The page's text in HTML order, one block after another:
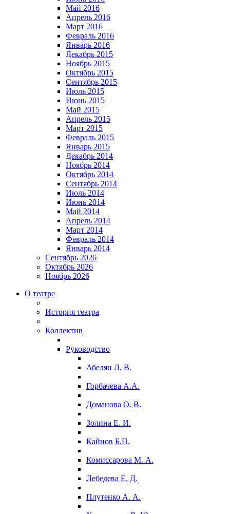
Май 2016
Апрель 2016
Март 2016
Февраль 2016
Январь 2016
Декабрь 2015
Ноябрь 2015
Октябрь 2015
Сентябрь 2015
Июль 2015
Июнь 2015
Май 2015
Апрель 2015
Март 2015
Февраль 2015
Январь 2015
Декабрь 2014
Ноябрь 2014
Октябрь 2014
Сентябрь 2014
Июль 2014
Июнь 2014
Май 2014
Апрель 2014
Март 2014
Февраль 2014
Январь 2014
Сентябрь 2026
Октябрь 2026
Ноябрь 2026
О театре
История театра
Коллектив
Руководство
Абелян Л. В.
Горбачева А.А.
Доманова О. В.
Золина Е. И.
Кайнов Б.П.
Комиссарова М. А.
Лебедева Е. Д.
Плутенко А. А.